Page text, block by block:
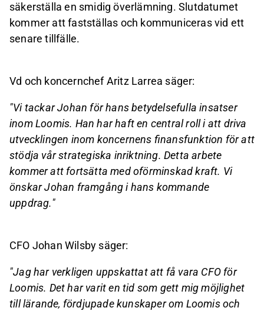
säkerställa en smidig överlämning. Slutdatumet
kommer att fastställas och kommuniceras vid ett
senare tillfälle.
Vd och koncernchef Aritz Larrea säger:
"Vi tackar Johan för hans betydelsefulla insatser
inom Loomis. Han har haft en central roll i att driva
utvecklingen inom koncernens finansfunktion för att
stödja vår strategiska inriktning. Detta arbete
kommer att fortsätta med oförminskad kraft. Vi
önskar Johan framgång i hans kommande
uppdrag."
CFO Johan Wilsby säger:
"Jag har verkligen uppskattat att få vara CFO för
Loomis. Det har varit en tid som gett mig möjlighet
till lärande, fördjupade kunskaper om Loomis och